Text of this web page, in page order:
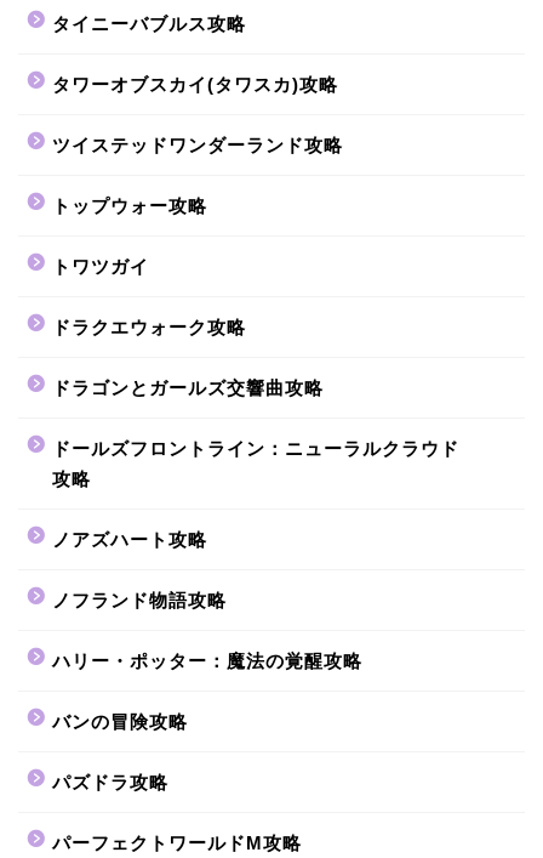
タイニーバブルス攻略
タワーオブスカイ(タワスカ)攻略
ツイステッドワンダーランド攻略
トップウォー攻略
トワツガイ
ドラクエウォーク攻略
ドラゴンとガールズ交響曲攻略
ドールズフロントライン：ニューラルクラウド
攻略
ノアズハート攻略
ノフランド物語攻略
ハリー・ポッター：魔法の覚醒攻略
バンの冒険攻略
パズドラ攻略
パーフェクトワールドM攻略